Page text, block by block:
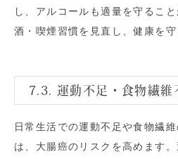
し、アルコールも適量を守るこ
酒・喫煙習慣を見直し、健康を守
7.3. 運動不足・食物繊維
日常生活での運動不足や食物繊
は、大腸癌のリスクを高めます